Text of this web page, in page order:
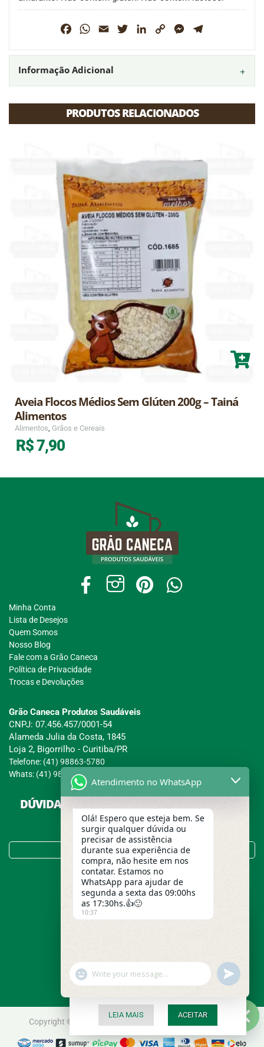
FacebookWhatsApp
Email TwitterLinkedIn
Copy
Messenger
Informação Adicional
PRODUTOS RELACIONADOS
Aveia Flocos Médios Sem Glúten 200g – Tainá
Alimentos
Alimentos Grãos e Cereais
R$7,90
Minha Conta
Lista de Desejos
Quem Somos
Nosso Blog
Fale com a Grão Caneca
Política de Privacidade
Trocas e Devoluções
Grão Caneca Produtos Saudáveis
CNPJ: 07.456.457/0001-54
Alameda Julia da Costa, 1845
Loja 2, Bigorrilho - Curitiba/PR
Telefone: (41) 98863-5780
Whats: (41) 98863-5780
DÚVIDAS SOBRE COMPRAS, PAGAMENTOS E
ENTREGAS?
Tire suas Dúvidas no FAQ!
Copyright © 2020 -
Caneca trata seus dados pessoais,
acesse nossa Política de
LEIA MAIS ACEITAR
Hide
Atendimento no WhatsApp
Olá! Espero que esteja bem. Se
surgir qualquer dúvida ou
precisar de assistência
durante sua experiência de
compra, não hesite em nos
contatar. Estamos no
WhatsApp para ajudar de
segunda a sexta das 09:00hs
as 17:30hs.👍🙂
10:37
"+chaty_settings.lang.emoji_picker+"
WhatsApp
undefined